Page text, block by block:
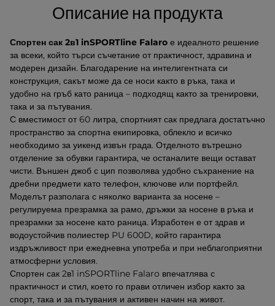
Описание на продукта
Спортен сак 2в1 inSPORTline Falaro е идеалното решение
за всеки, който търси съчетание от практичност, здравина и
модерен дизайн. Благодарение на интелигентната си
конструкция, сакът може да се носи както в ръка, така и
удобно на гръб като раница – подходящ както за тренировки,
така и за пътувания.
С вместимост от 60 литра, спортният сак предлага достатъчно
пространство за спортна екипировка, облекло и всичко
необходимо за уикенд извън града. Отделното вътрешно
отделение за обувки гарантира, че останалите вещи остават
чисти. Външен джоб с цип позволява удобно съхранение на
дребни предмети като телефон, ключове или портфейл.
Моделът разполага с няколко варианта за носене –
регулируема презрамка за рамо, дръжки за носене в ръка и
презрамки за носене като раница. Изработен е от здрав и
водоустойчив полиестер PU 600D, който гарантира
издръжливост при ежедневна употреба и при неблагоприятни
атмосферни условия.
Спортен сак 2в1 inSPORTline Falaro впечатлява с
практичност и стил, което го прави отличен избор както за
спорт, така и за пътувания и активен начин на живот.